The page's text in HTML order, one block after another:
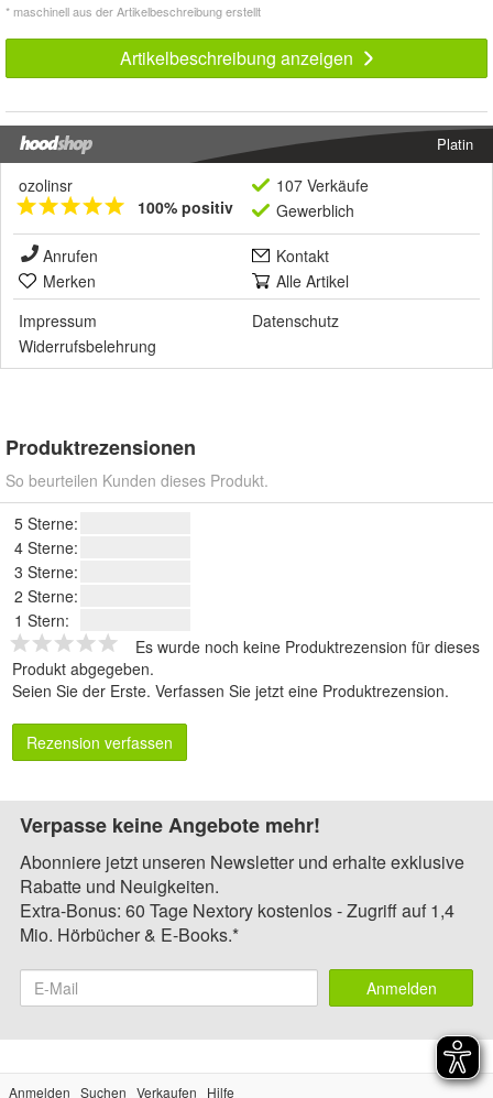
* maschinell aus der Artikelbeschreibung erstellt
Artikelbeschreibung anzeigen
Platin
ozolinsr
100% positiv
107 Verkäufe
Gewerblich
Anrufen
Kontakt
Merken
Alle Artikel
Impressum
Datenschutz
Widerrufsbelehrung
Produktrezensionen
So beurteilen Kunden dieses Produkt.
5 Sterne:
4 Sterne:
3 Sterne:
2 Sterne:
1 Stern:
Es wurde noch keine Produktrezension für dieses
Produkt abgegeben.
Seien Sie der Erste. Verfassen Sie jetzt eine Produktrezension.
Rezension verfassen
Verpasse keine Angebote mehr!
Abonniere jetzt unseren Newsletter und erhalte exklusive
Rabatte und Neuigkeiten.
Extra-Bonus: 60 Tage Nextory kostenlos - Zugriff auf 1,4
Mio. Hörbücher & E-Books.*
Anmelden
Anmelden Suchen Verkaufen Hilfe